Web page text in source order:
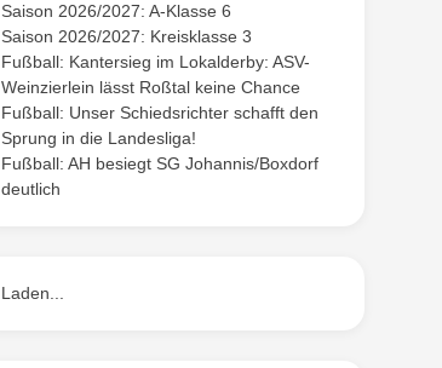
Saison 2026/2027: A-Klasse 6
Saison 2026/2027: Kreisklasse 3
Fußball: Kantersieg im Lokalderby: ASV-
Weinzierlein lässt Roßtal keine Chance
Fußball: Unser Schiedsrichter schafft den
Sprung in die Landesliga!
Fußball: AH besiegt SG Johannis/Boxdorf
deutlich
Laden...